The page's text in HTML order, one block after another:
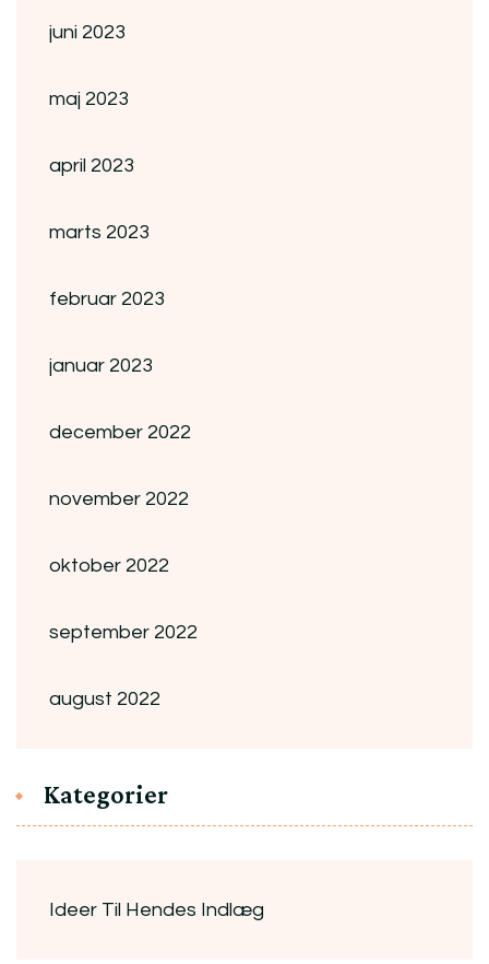
juni 2023
maj 2023
april 2023
marts 2023
februar 2023
januar 2023
december 2022
november 2022
oktober 2022
september 2022
august 2022
Kategorier
Ideer Til Hendes Indlæg